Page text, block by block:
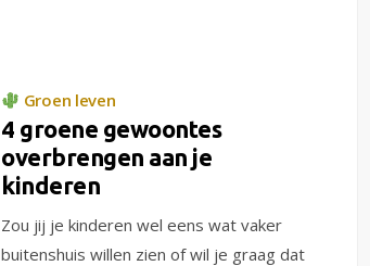
Groen leven
4 groene gewoontes
overbrengen aan je
kinderen
Zou jij je kinderen wel eens wat vaker
buitenshuis willen zien of wil je graag dat